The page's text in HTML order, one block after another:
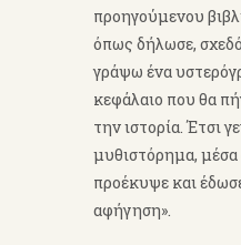
προηγούμενου
όπως δήλωσε,
γράψω ένα
κεφάλαιο που θα
την ιστορία. Έτσι
μυθιστόρημα,
προέκυψε και
αφήγηση».